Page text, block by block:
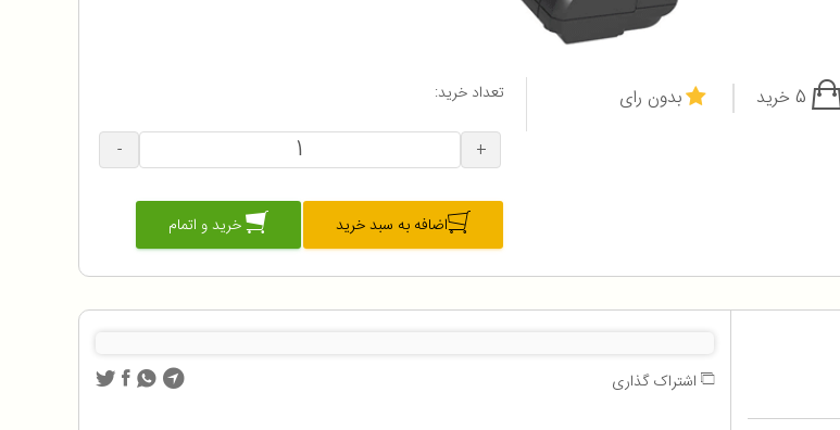
بدون رای تعداد خرید:
+
-
اضافه به سبد خرید خرید و اتمام
اشتراک گذاری